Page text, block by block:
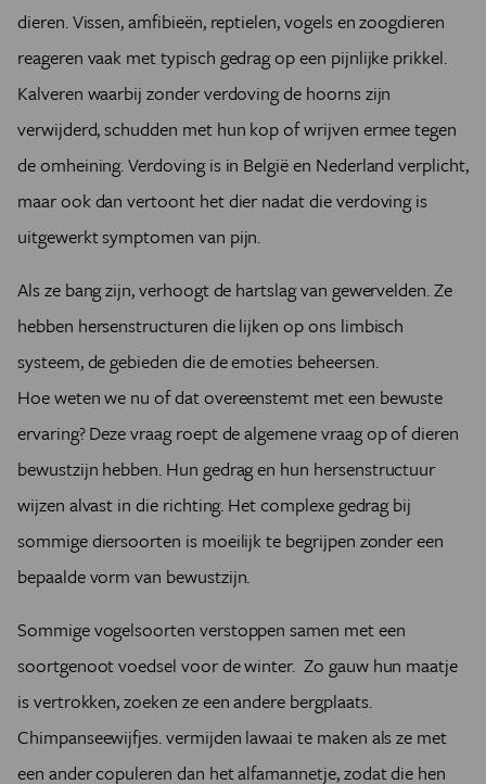
dieren. Vissen, amfibieën, reptielen, vogels en zoogdieren
reageren vaak met typisch gedrag op een pijnlijke prikkel.
Kalveren waarbij zonder verdoving de hoorns zijn
verwijderd, schudden met hun kop of wrijven ermee tegen
de omheining. Verdoving is in België en Nederland verplicht,
maar ook dan vertoont het dier nadat die verdoving is
uitgewerkt symptomen van pijn.
Als ze bang zijn, verhoogt de hartslag van gewervelden. Ze
hebben hersenstructuren die lijken op ons limbisch
systeem, de gebieden die de emoties beheersen.
Hoe weten we nu of dat overeenstemt met een bewuste
ervaring? Deze vraag roept de algemene vraag op of dieren
bewustzijn hebben. Hun gedrag en hun hersenstructuur
wijzen alvast in die richting. Het complexe gedrag bij
sommige diersoorten is moeilijk te begrijpen zonder een
bepaalde vorm van bewustzijn.
Sommige vogelsoorten verstoppen samen met een
soortgenoot voedsel voor de winter. Zo gauw hun maatje
is vertrokken, zoeken ze een andere bergplaats.
Chimpanseewijfjes. vermijden lawaai te maken als ze met
een ander copuleren dan het alfamannetje, zodat die hen